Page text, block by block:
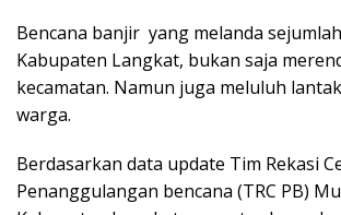
Bencana banjir yang melanda
Kabupaten Langkat, bukan saja
kecamatan. Namun juga meluluh
warga.
Berdasarkan data update Tim Rekasi
Penanggulangan bencana (TRC PB)